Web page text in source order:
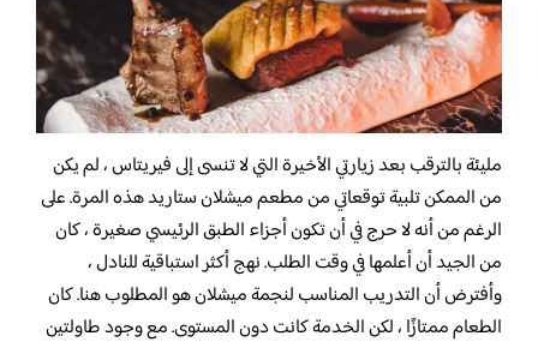
مليئة بالترقب بعد زيارتي الأخيرة التي لا تنسى إلى فيريتاس ، لم يكن
من الممكن تلبية توقعاتي من مطعم ميشلان ستاريد هذه المرة. على
الرغم من أنه لا حرج في أن تكون أجزاء الطبق الرئيسي صغيرة ، كان
من الجيد أن أعلمها في وقت الطلب. نهج أكثر استباقية للنادل ،
وأفترض أن التدريب المناسب لنجمة ميشلان هو المطلوب هنا. كان
الطعام ممتازًا ، لكن الخدمة كانت دون المستوى. مع وجود طاولتين